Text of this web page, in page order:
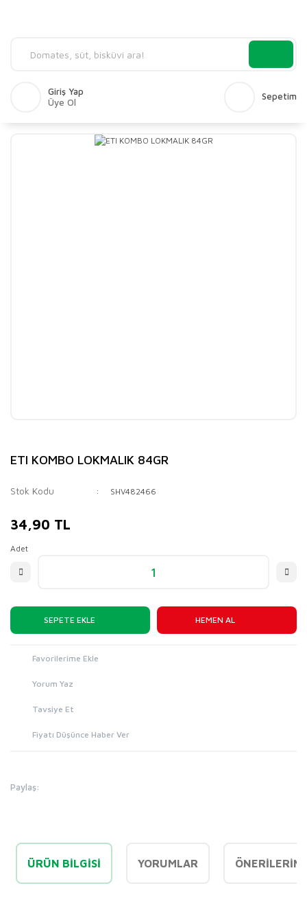
Giriş Yap
Üye Ol
Sepetim
ETI KOMBO LOKMALIK 84GR
Stok Kodu SHV482466
34,90 TL
Adet
SEPETE EKLE HEMEN AL
Yorum Yaz
Tavsiye Et
Fiyatı Düşünce Haber Ver
Paylaş:
ÜRÜN BILGISI YORUMLAR